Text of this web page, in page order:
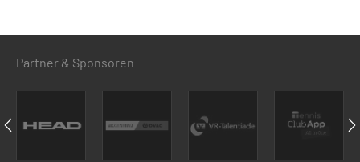
Partner & Sponsoren